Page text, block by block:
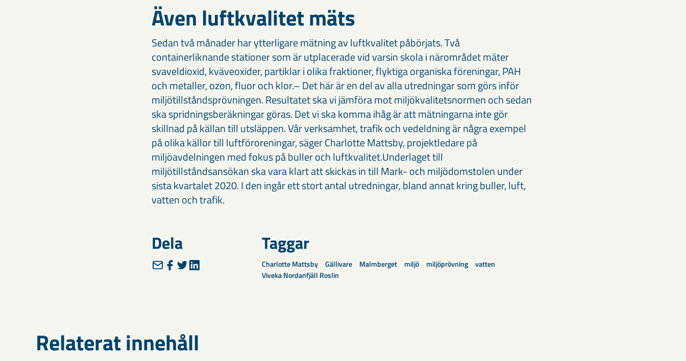
Även luftkvalitet mäts
Sedan två månader har ytterligare mätning av luftkvalitet påbörjats. Två
containerliknande stationer som är utplacerade vid varsin skola i närområdet mäter
svaveldioxid, kväveoxider, partiklar i olika fraktioner, flyktiga organiska föreningar, PAH
och metaller, ozon, fluor och klor.– Det här är en del av alla utredningar som görs inför
miljötillståndsprövningen. Resultatet ska vi jämföra mot miljökvalitetsnormen och sedan
ska spridningsberäkningar göras. Det vi ska komma ihåg är att mätningarna inte gör
skillnad på källan till utsläppen. Vår verksamhet, trafik och vedeldning är några exempel
på olika källor till luftföroreningar, säger Charlotte Mattsby, projektledare på
miljöavdelningen med fokus på buller och luftkvalitet.Underlaget till
miljötillståndsansökan ska vara klart att skickas in till Mark- och miljödomstolen under
sista kvartalet 2020. I den ingår ett stort antal utredningar, bland annat kring buller, luft,
vatten och trafik.
Dela Taggar
Charlotte Mattsby Gällivare Malmberget miljö miljöprövning
vatten
Viveka Nordanfjäll Roslin
Relaterat innehåll